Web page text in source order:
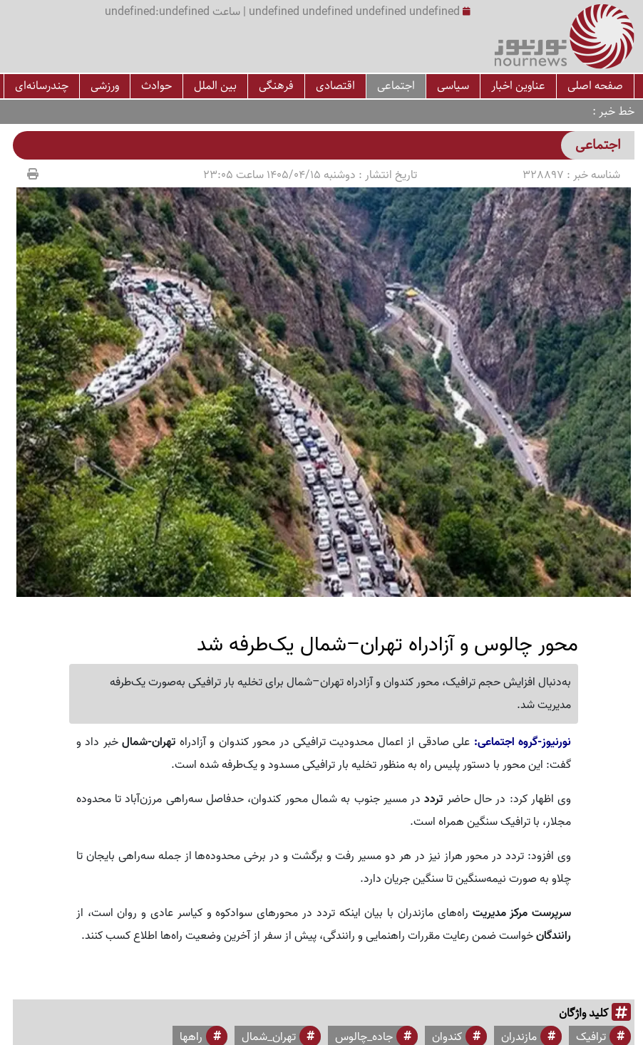
undefined undefined undefined undefined | ساعت undefined:undefined
صفحه اصلی عناوین اخبار سیاسی اجتماعی اقتصادی فرهنگی بین الملل حوادث ورزشی
چندرسانه‌ای
خط خبر
اجتماعی
شناسه خبر : 328897 تاریخ انتشار : دوشنبه 1405/04/15 ساعت 23:05
محور چالوس و آزادراه تهران–شمال یک‌طرفه شد
به‌دنبال افزایش حجم ترافیک، محور کندوان و آزادراه تهران–شمال برای تخلیه بار ترافیکی به‌صورت یک‌طرفه
مدیریت شد.
نورنیوز-گروه اجتماعی: علی صادقی از اعمال محدودیت ترافیکی در محور کندوان و آزادراه تهران-شمالخبر داد و
گفت: این محور با دستور پلیس راه به منظور تخلیه بار ترافیکی مسدود و یک‌طرفه شده است.
وی اظهار کرد: در حال حاضر تردددر مسیر جنوب به شمال محور کندوان، حدفاصل سه‌راهی مرزن‌آباد تا محدوده
مجلار، با ترافیک سنگین همراه است.
وی افزود: تردد در محور هراز نیز در هر دو مسیر رفت و برگشت و در برخی محدوده‌ها از جمله سه‌راهی بایجان تا
چلاو به صورت نیمه‌سنگین تا سنگین جریان دارد.
سرپرست مرکز مدیریت راه‌های مازندران با بیان اینکه تردد در محورهای سوادکوه و کیاسر عادی و روان است، از
رانندگانخواست ضمن رعایت مقررات راهنمایی و رانندگی، پیش از سفر از آخرین وضعیت راه‌ها اطلاع کسب کنند.
کلید واژگان
ترافیک مازندران کندوان جاده_چالوس تهران_شمال راهها